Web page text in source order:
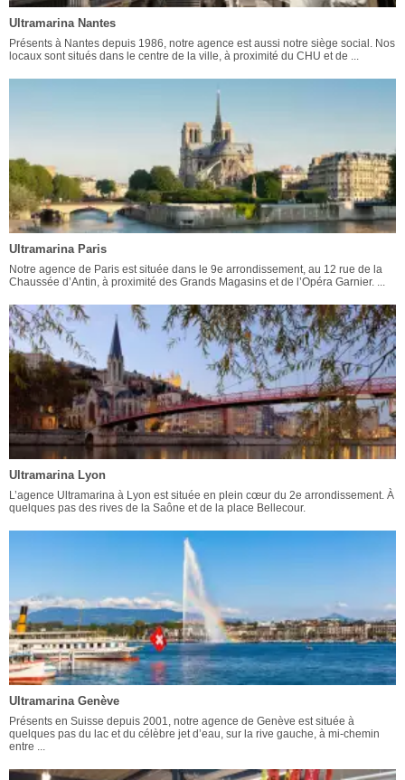
Ultramarina Nantes
Présents à Nantes depuis 1986, notre agence est aussi notre siège social. Nos
locaux sont situés dans le centre de la ville, à proximité du CHU et de ...
Ultramarina Paris
Notre agence de Paris est située dans le 9e arrondissement, au 12 rue de la
Chaussée d’Antin, à proximité des Grands Magasins et de l’Opéra Garnier. ...
Ultramarina Lyon
L’agence Ultramarina à Lyon est située en plein cœur du 2e arrondissement. À
quelques pas des rives de la Saône et de la place Bellecour.
Ultramarina Genève
Présents en Suisse depuis 2001, notre agence de Genève est située à
quelques pas du lac et du célèbre jet d’eau, sur la rive gauche, à mi-chemin
entre ...